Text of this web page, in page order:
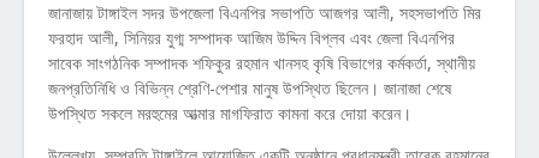
জানাজায় টাঙ্গাইল সদর উপজেলা বিএনপির সভাপতি আজগর আলী, সহসভাপতি মির
ফরহাদ আলী, সিনিয়র যুগ্ম সম্পাদক আজিম উদ্দিন বিপ্লব এবং জেলা বিএনপির
সাবেক সাংগঠনিক সম্পাদক শফিকুর রহমান খানসহ কৃষি বিভাগের কর্মকর্তা, স্থানীয়
জনপ্রতিনিধি ও বিভিন্ন শ্রেণি-পেশার মানুষ উপস্থিত ছিলেন। জানাজা শেষে
উপস্থিত সকলে মরহুমের আত্মার মাগফিরাত কামনা করে দোয়া করেন।